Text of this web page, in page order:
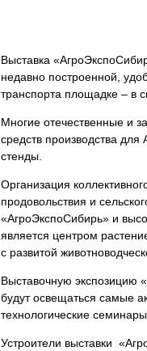
Выставка
недавно построенной,
транспорта площадке – в
Многие отечественные и
средств производства
стенды.
Организация
продовольствия и
«АгроЭкспоСибирь» и
является центром
с развитой
Выставочную экспозицию
будут освещаться самые
технологические
Устроители выставки